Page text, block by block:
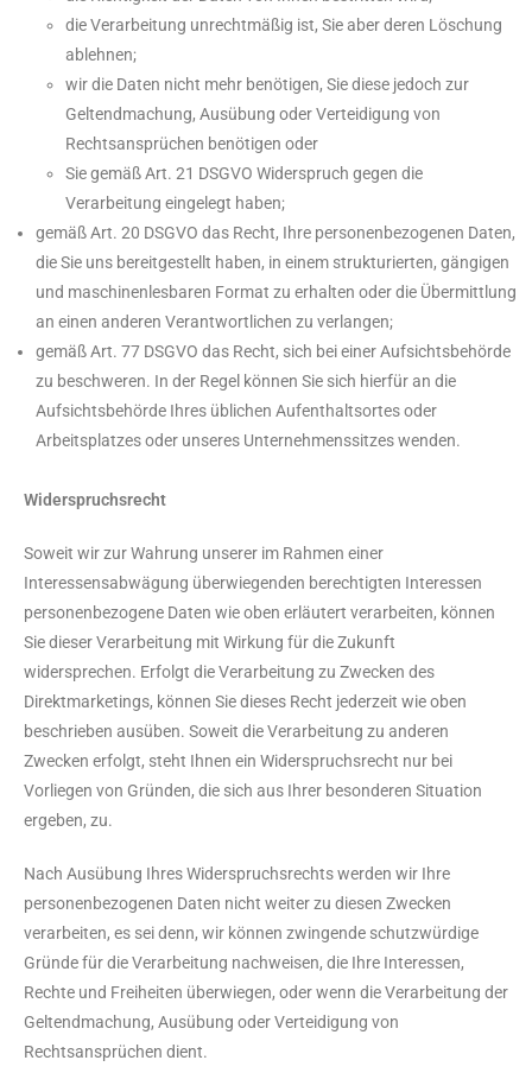
die Verarbeitung unrechtmäßig ist, Sie aber deren Löschung
ablehnen;
wir die Daten nicht mehr benötigen, Sie diese jedoch zur
Geltendmachung, Ausübung oder Verteidigung von
Rechtsansprüchen benötigen oder
Sie gemäß Art. 21 DSGVO Widerspruch gegen die
Verarbeitung eingelegt haben;
gemäß Art. 20 DSGVO das Recht, Ihre personenbezogenen Daten,
die Sie uns bereitgestellt haben, in einem strukturierten, gängigen
und maschinenlesbaren Format zu erhalten oder die Übermittlung
an einen anderen Verantwortlichen zu verlangen;
gemäß Art. 77 DSGVO das Recht, sich bei einer Aufsichtsbehörde
zu beschweren. In der Regel können Sie sich hierfür an die
Aufsichtsbehörde Ihres üblichen Aufenthaltsortes oder
Arbeitsplatzes oder unseres Unternehmenssitzes wenden.
Widerspruchsrecht
Soweit wir zur Wahrung unserer im Rahmen einer
Interessensabwägung überwiegenden berechtigten Interessen
personenbezogene Daten wie oben erläutert verarbeiten, können
Sie dieser Verarbeitung mit Wirkung für die Zukunft
widersprechen. Erfolgt die Verarbeitung zu Zwecken des
Direktmarketings, können Sie dieses Recht jederzeit wie oben
beschrieben ausüben. Soweit die Verarbeitung zu anderen
Zwecken erfolgt, steht Ihnen ein Widerspruchsrecht nur bei
Vorliegen von Gründen, die sich aus Ihrer besonderen Situation
ergeben, zu.
Nach Ausübung Ihres Widerspruchsrechts werden wir Ihre
personenbezogenen Daten nicht weiter zu diesen Zwecken
verarbeiten, es sei denn, wir können zwingende schutzwürdige
Gründe für die Verarbeitung nachweisen, die Ihre Interessen,
Rechte und Freiheiten überwiegen, oder wenn die Verarbeitung der
Geltendmachung, Ausübung oder Verteidigung von
Rechtsansprüchen dient.